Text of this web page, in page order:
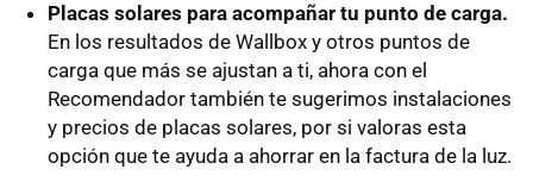
Placas solares para acompañar tu punto de carga.
En los resultados de Wallbox y otros puntos de
carga que más se ajustan a ti, ahora con el
Recomendador también te sugerimos instalaciones
y precios de placas solares, por si valoras esta
opción que te ayuda a ahorrar en la factura de la luz.